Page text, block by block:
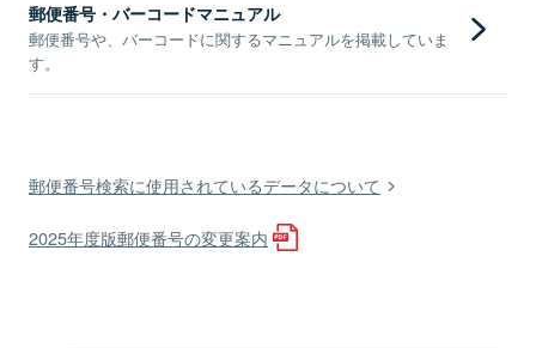
郵便番号・バーコードマニュアル
郵便番号や、バーコードに関するマニュアルを掲載していま
す。
郵便番号検索に使用されているデータについて
2025年度版郵便番号の変更案内